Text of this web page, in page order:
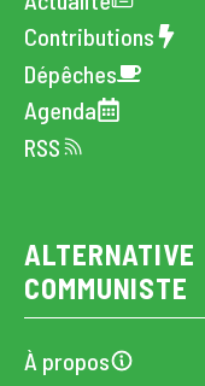
Contributions
Dépêches
Agenda
RSS
ALTERNATIVE
COMMUNISTE
À propos